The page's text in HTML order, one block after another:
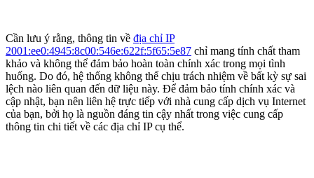
Cần lưu ý rằng, thông tin về địa chỉ IP
2001:ee0:4945:8c00:546e:622f:5f65:5e87 chỉ mang tính chất tham
khảo và không thể đảm bảo hoàn toàn chính xác trong mọi tình
huống. Do đó, hệ thống không thể chịu trách nhiệm về bất kỳ sự sai
lệch nào liên quan đến dữ liệu này. Để đảm bảo tính chính xác và
cập nhật, bạn nên liên hệ trực tiếp với nhà cung cấp dịch vụ Internet
của bạn, bởi họ là nguồn đáng tin cậy nhất trong việc cung cấp
thông tin chi tiết về các địa chỉ IP cụ thể.